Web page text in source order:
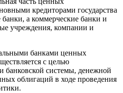
кредиторами государства
а коммерческие банки и
учреждения, компании и
банками ценных
с целью
банковской системы, денежной
облигаций в ходе проведения